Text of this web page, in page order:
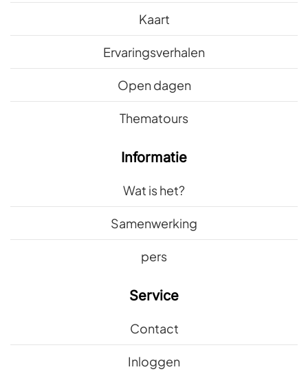
Kaart
Ervaringsverhalen
Open dagen
Thematours
Informatie
Wat is het?
Samenwerking
pers
Service
Contact
Inloggen